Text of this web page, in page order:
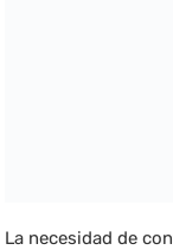
La necesidad de